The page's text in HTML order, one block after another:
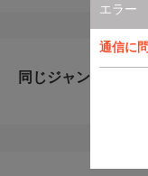
エラー
通信に
同じジャンルのおす